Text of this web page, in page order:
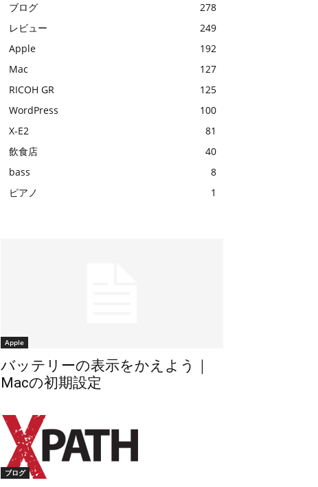
ブログ
278
レビュー
249
Apple
192
Mac
127
RICOH GR
125
WordPress
100
X-E2
81
飲食店
40
bass
8
ピアノ
1
Apple
バッテリーの表示をかえよう｜
Macの初期設定
ブログ